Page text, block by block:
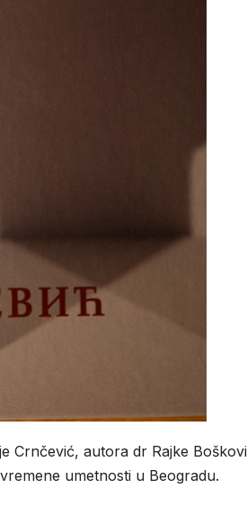
Crnčević, autora dr Rajke
umetnosti u Beogradu.